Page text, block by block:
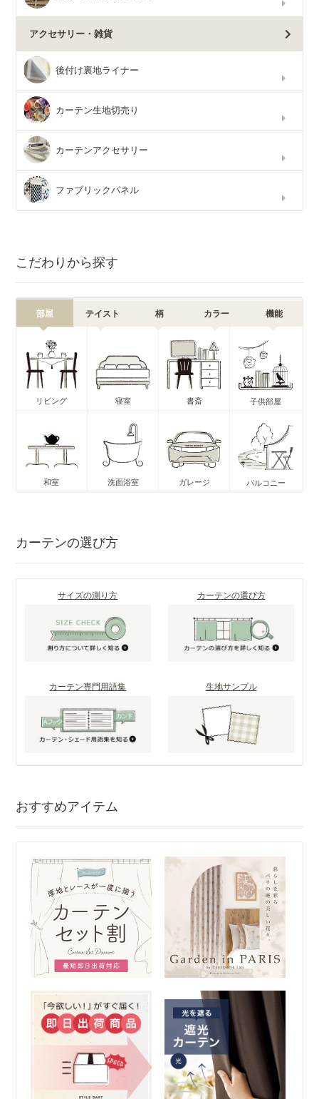
アクセサリー・雑貨
後付け裏地ライナー
カーテン生地切売り
カーテンアクセサリー
ファブリックパネル
こだわりから探す
部屋 テイスト 柄 カラー 機能
リビング 寝室 書斎 子供部屋
和室 洗面浴室 ガレージ バルコニー
カーテンの選び方
サイズの測り方 カーテンの選び方
カーテン専門用語集 生地サンプル
おすすめアイテム